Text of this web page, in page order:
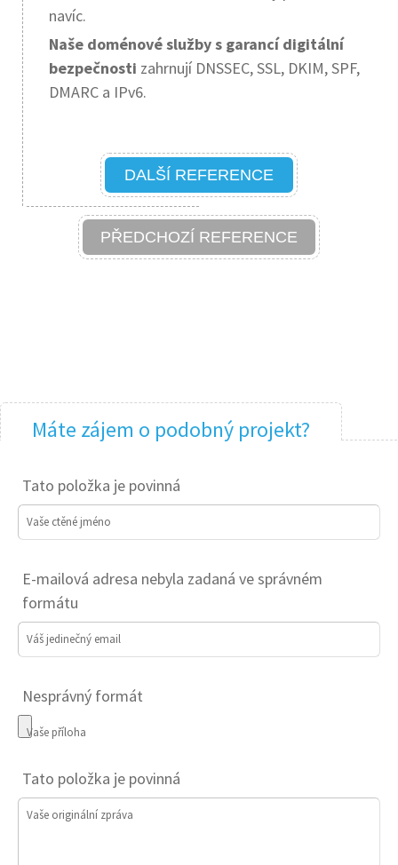
navíc.
Naše doménové služby s garancí digitální
bezpečnosti zahrnují DNSSEC, SSL, DKIM, SPF,
DMARC a IPv6.
PŘEDCHOZÍ REFERENCE
DALŠÍ REFERENCE
Máte zájem o podobný projekt?
Tato položka je povinná
Vaše ctěné jméno
E-mailová adresa nebyla zadaná ve správném
formátu
Váš jedinečný email
Nesprávný formát
Vaše příloha
Tato položka je povinná
Vaše originální zpráva